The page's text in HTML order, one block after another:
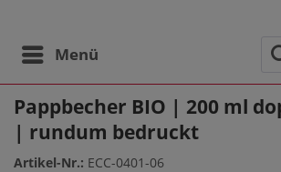
Menü
Pappbecher BIO | 200 ml
| rundum bedruckt
Artikel-Nr.: ECC-0401-06